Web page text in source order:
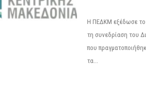
Η ΠΕΔΚΜ εξέδωσε το
τη συνεδρίαση του
που
τα...